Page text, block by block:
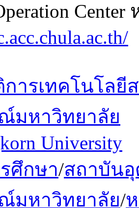
ารเทคโนโลยี
มหาวิทยาลัย
University
ศึกษา/สถาบัน
มหาวิทยาลัย/